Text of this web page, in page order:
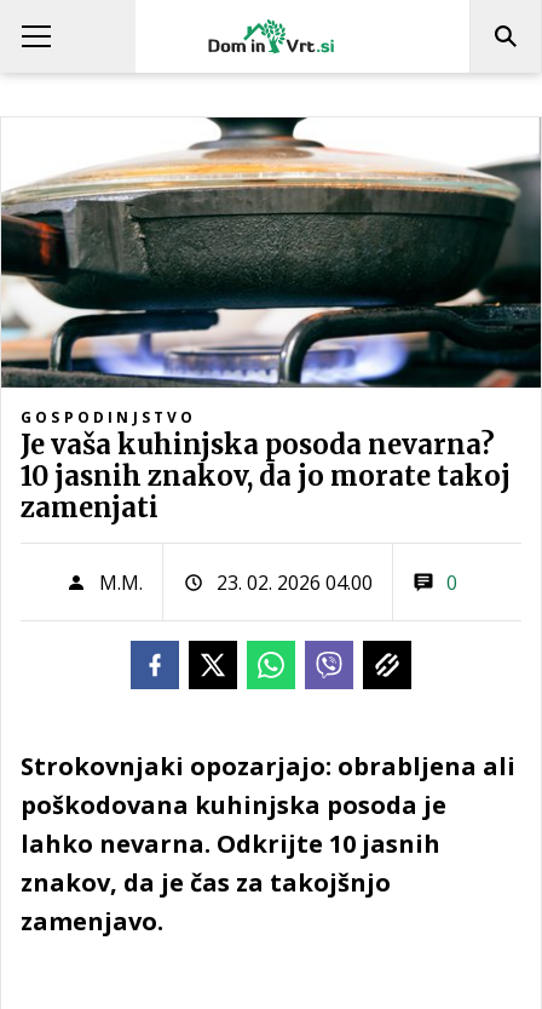
GOSPODINJSTVO
Je vaša kuhinjska posoda nevarna?
10 jasnih znakov, da jo morate takoj
zamenjati
M.M. 23. 02. 2026 04.00 0
Strokovnjaki opozarjajo: obrabljena ali
poškodovana kuhinjska posoda je
lahko nevarna. Odkrijte 10 jasnih
znakov, da je čas za takojšnjo
zamenjavo.